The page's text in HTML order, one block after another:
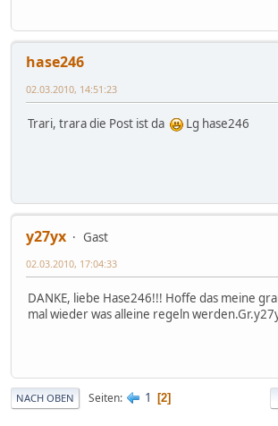
hase246
02.03.2010, 14:51:23
Trari, trara die Post ist da Lg hase246
y27yx
Gast
02.03.2010, 17:04:33
DANKE, liebe Hase246!!! Hoffe das meine
mal wieder was alleine regeln
NACH OBEN Seiten 1 2